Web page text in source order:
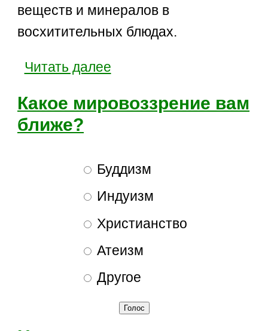
веществ и минералов в
восхитительных блюдах.
Читать далее
Какое мировоззрение вам
ближе?
Буддизм
Индуизм
Христианство
Атеизм
Другое